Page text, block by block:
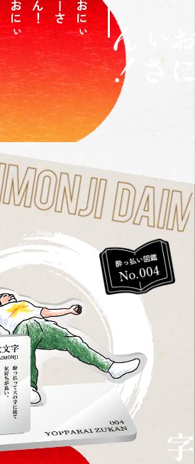
お
に
ぃ
ー
さ
ん
！
お
に
ぃ
ー
さ
ん
！